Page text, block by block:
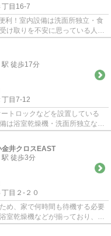
丁目16-7
利！室内設備は洗面所独立・食
け取りを不安に思っている人で
受...
駅 徒歩17分
丁目7-12
トロックなどを設置している
は浴室乾燥機・洗面所独立など
生...
井クロスEAST
駅 徒歩3分
丁目２-２０
め、家で何時間も待機する必要
室乾燥機などが揃っており、と
...